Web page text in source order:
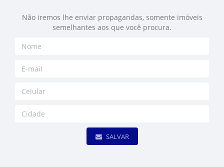
Não iremos lhe enviar propagandas, somente imóveis
semelhantes aos que você procura.
SALVAR